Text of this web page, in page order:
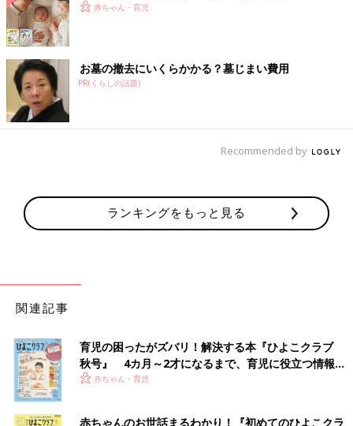
赤ちゃん・育児
お墓の撤去にいくらかかる？墓じまい費用
PR(くらしの話題)
Recommended by
ランキングをもっと見る
関連記事
育児の困ったがズバリ！解決する本『ひよこクラブ
秋号』 4カ月～2才になるまで、育児に役立つ情報が
いっぱい！
赤ちゃん・育児
赤ちゃんのお世話まるわかり！『初めてのひよこクラ